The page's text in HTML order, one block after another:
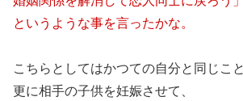
というような事を言ったかな。
こちらとしてはかつての自分と同じこ
更に相手の子供を妊娠させて、